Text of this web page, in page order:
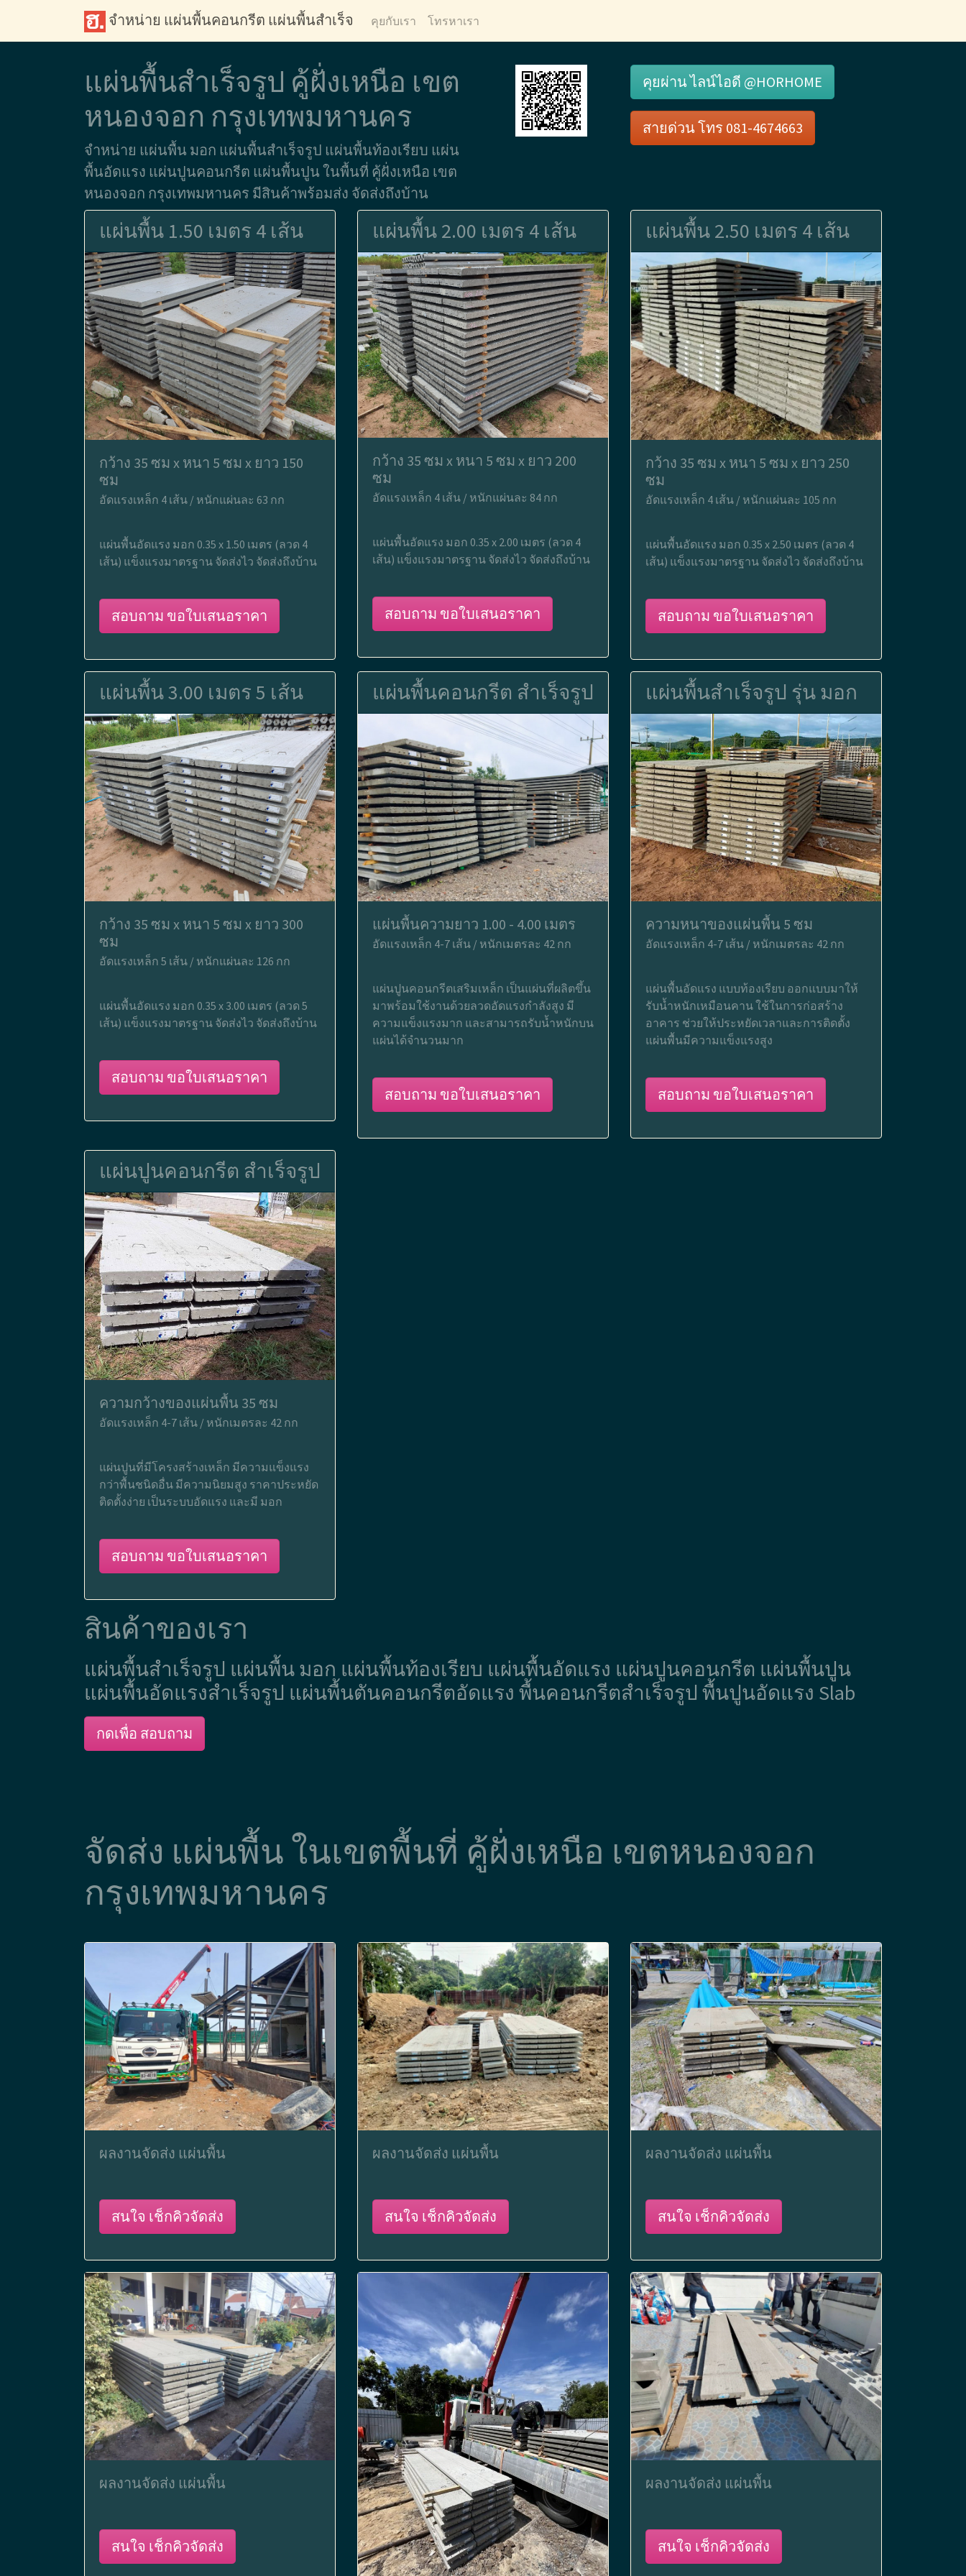
จำหน่าย แผ่นพื้นคอนกรีต แผ่นพื้นสำเร็จ คุยกับเรา โทรหาเรา
แผ่นพื้นสำเร็จรูป คู้ฝั่งเหนือ เขต
หนองจอก กรุงเทพมหานคร
จำหน่าย แผ่นพื้น มอก แผ่นพื้นสำเร็จรูป แผ่นพื้นท้องเรียบ แผ่น
พื้นอัดแรง แผ่นปูนคอนกรีต แผ่นพื้นปูน ในพื้นที่ คู้ฝั่งเหนือ เขต
หนองจอก กรุงเทพมหานคร มีสินค้าพร้อมส่ง จัดส่งถึงบ้าน
คุยผ่าน ไลน์ไอดี @HORHOME
สายด่วน โทร 081-4674663
แผ่นพื้น 1.50 เมตร 4 เส้น
กว้าง 35 ซม x หนา 5 ซม x ยาว 150
ซม
อัดแรงเหล็ก 4 เส้น / หนักแผ่นละ 63 กก
แผ่นพื้นอัดแรง มอก 0.35 x 1.50 เมตร (ลวด 4
เส้น) แข็งแรงมาตรฐาน จัดส่งไว จัดส่งถึงบ้าน
สอบถาม ขอใบเสนอราคา
แผ่นพื้น 2.00 เมตร 4 เส้น
กว้าง 35 ซม x หนา 5 ซม x ยาว 200
ซม
อัดแรงเหล็ก 4 เส้น / หนักแผ่นละ 84 กก
แผ่นพื้นอัดแรง มอก 0.35 x 2.00 เมตร (ลวด 4
เส้น) แข็งแรงมาตรฐาน จัดส่งไว จัดส่งถึงบ้าน
สอบถาม ขอใบเสนอราคา
แผ่นพื้น 2.50 เมตร 4 เส้น
กว้าง 35 ซม x หนา 5 ซม x ยาว 250
ซม
อัดแรงเหล็ก 4 เส้น / หนักแผ่นละ 105 กก
แผ่นพื้นอัดแรง มอก 0.35 x 2.50 เมตร (ลวด 4
เส้น) แข็งแรงมาตรฐาน จัดส่งไว จัดส่งถึงบ้าน
สอบถาม ขอใบเสนอราคา
แผ่นพื้น 3.00 เมตร 5 เส้น
กว้าง 35 ซม x หนา 5 ซม x ยาว 300
ซม
อัดแรงเหล็ก 5 เส้น / หนักแผ่นละ 126 กก
แผ่นพื้นอัดแรง มอก 0.35 x 3.00 เมตร (ลวด 5
เส้น) แข็งแรงมาตรฐาน จัดส่งไว จัดส่งถึงบ้าน
สอบถาม ขอใบเสนอราคา
แผ่นพื้นคอนกรีต สำเร็จรูป
แผ่นพื้นความยาว 1.00 - 4.00 เมตร
อัดแรงเหล็ก 4-7 เส้น / หนักเมตรละ 42 กก
แผ่นปูนคอนกรีตเสริมเหล็ก เป็นแผ่นที่ผลิตขึ้น
มาพร้อมใช้งานด้วยลวดอัดแรงกำลังสูง มี
ความแข็งแรงมาก และสามารถรับน้ำหนักบน
แผ่นได้จำนวนมาก
สอบถาม ขอใบเสนอราคา
แผ่นพื้นสำเร็จรูป รุ่น มอก
ความหนาของแผ่นพื้น 5 ซม
อัดแรงเหล็ก 4-7 เส้น / หนักเมตรละ 42 กก
แผ่นพื้นอัดแรง แบบท้องเรียบ ออกแบบมาให้
รับน้ำหนักเหมือนคาน ใช้ในการก่อสร้าง
อาคาร ช่วยให้ประหยัดเวลาและการติดตั้ง
แผ่นพื้นมีความแข็งแรงสูง
สอบถาม ขอใบเสนอราคา
แผ่นปูนคอนกรีต สำเร็จรูป
ความกว้างของแผ่นพื้น 35 ซม
อัดแรงเหล็ก 4-7 เส้น / หนักเมตรละ 42 กก
แผ่นปูนที่มีโครงสร้างเหล็ก มีความแข็งแรง
กว่าพื้นชนิดอื่น มีความนิยมสูง ราคาประหยัด
ติดตั้งง่าย เป็นระบบอัดแรง และมี มอก
สอบถาม ขอใบเสนอราคา
สินค้าของเรา
แผ่นพื้นสำเร็จรูป แผ่นพื้น มอก แผ่นพื้นท้องเรียบ แผ่นพื้นอัดแรง แผ่นปูนคอนกรีต แผ่นพื้นปูน
แผ่นพื้นอัดแรงสำเร็จรูป แผ่นพื้นตันคอนกรีตอัดแรง พื้นคอนกรีตสำเร็จรูป พื้นปูนอัดแรง Slab
กดเพื่อ สอบถาม
จัดส่ง แผ่นพื้น ในเขตพื้นที่ คู้ฝั่งเหนือ เขตหนองจอก
กรุงเทพมหานคร
ผลงานจัดส่ง แผ่นพื้น
สนใจ เช็กคิวจัดส่ง
ผลงานจัดส่ง แผ่นพื้น
สนใจ เช็กคิวจัดส่ง
ผลงานจัดส่ง แผ่นพื้น
สนใจ เช็กคิวจัดส่ง
ผลงานจัดส่ง แผ่นพื้น
สนใจ เช็กคิวจัดส่ง
ผลงานจัดส่ง แผ่นพื้น
สนใจ เช็กคิวจัดส่ง